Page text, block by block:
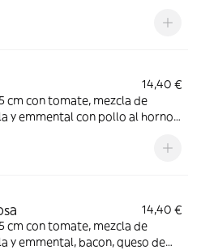
14,40 €
cm con tomate, mezcla de
y emmental con pollo al horno,
14,40 €
cm con tomate, mezcla de
y emmental, bacon, queso de